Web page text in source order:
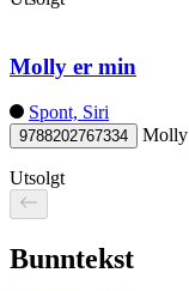
Molly er min
Spont, Siri
9788202767334 Molly
Utsolgt
Bunntekst